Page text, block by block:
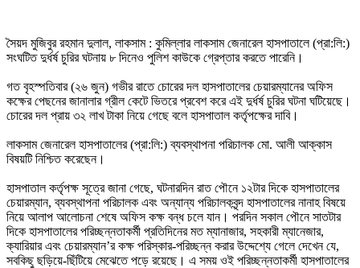
সৈয়দ মুজিবুর রহমান দুলাল, লাকসাম : কুমিল্লার লাকসাম জেনারেল হাসপাতালে (প্রা:লি:)
সংঘটিত দুর্ধর্ষ চুরির ঘটনায় ৮ দিনেও পুলিশ কাউকে গ্রেপ্তার করতে পারেনি।
গত বৃহস্পতিবার (২৬ জুন) গভীর রাতে চোরের দল হাসপাতালের চেয়ারম্যানের অফিস
কক্ষের পেছনের জানালার গ্রীল কেটে ভিতরে প্রবেশ করে এই দুর্ধর্ষ চুরির ঘটনা ঘটিয়েছে।
চোরের দল প্রায় ৩২ লাখ টাকা নিয়ে গেছে বলে হাসপাতাল কর্তৃপক্ষের দাবি।
লাকসাম জেনারেল হাসপাতালের (প্রা:লি:) ব্যবস্থাপনা পরিচালক মো. আলী আক্কাস
বিষয়টি নিশ্চিত করেছেন।
হাসপাতাল কর্তৃপক্ষ সূত্রে জানা গেছে, ঘটনারদিন রাত পৌনে ১২টার দিকে হাসপাতালের
চেয়ারম্যান, ব্যবস্থাপনা পরিচালক এবং অন্যান্য পরিচালকবৃন্দ হাসপাতালের নানাহ বিষয়ে
নিয়ে আলাপ আলোচনা শেষে অফিস কক্ষ বন্ধ চলে যান। পরদিন সকাল পৌনে সাতটার
দিকে হাসপাতালের পরিচ্ছন্নতাকর্মী প্রতিদিনের মত ম্যানাজার, সহকারী ম্যানেজার,
ক্যারিয়ার এবং চেয়ারম্যান’র কক্ষ পরিস্কার-পরিচ্ছন্ন করার উদ্দেশ্যে গেলে দেখেন যে,
সবকিছু ছড়িয়ে-ছিঁটিয়ে মেঝেতে পড়ে রয়েছে। এ সময় ওই পরিচ্ছন্নতাকর্মী হাসপাতালের